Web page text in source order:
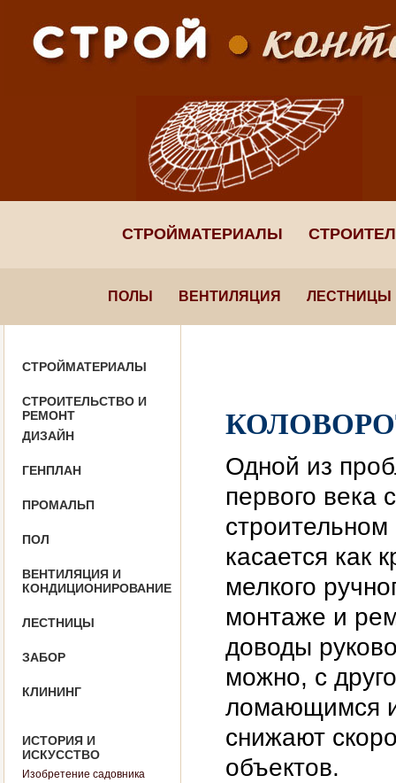
СТРОЙМАТЕРИАЛЫ
ПОЛЫ ВЕНТИЛЯЦИЯ ЛЕСТНИЦЫ
СТРОЙМАТЕРИАЛЫ
СТРОИТЕЛЬСТВО И
РЕМОНТ
ДИЗАЙН
ГЕНПЛАН
ПРОМАЛЬП
ПОЛ
ВЕНТИЛЯЦИЯ И
КОНДИЦИОНИРОВАНИЕ
ЛЕСТНИЦЫ
ЗАБОР
КЛИНИНГ
ИСТОРИЯ И
ИСКУССТВО
Изобретение садовника
Одной из
первого века
касается как
мелкого
монтаже и
доводы
можно, с
ломающимся
снижают
объектов.